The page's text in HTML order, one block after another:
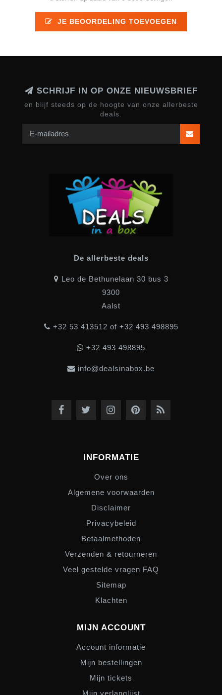
JE BEOORDELING TOEVOEGEN
SCHRIJF IN OP ONZE NIEUWSBRIEF
en blijf steeds op de hoogte van onze allerbeste
deals.
De allerbeste deals
Leo de Bethunelaan 30 bus 3
9300
Aalst
+32 53 413512 of +32 493 498895
+32 493 498895
info@dealsinabox.be
INFORMATIE
Over ons
Algemene voorwaarden
Disclaimer
Privacybeleid
Betaalmethoden
Verzenden & retourneren
Veel gestelde vragen FAQ
Sitemap
Klachten
MIJN ACCOUNT
Account informatie
Mijn bestellingen
Mijn tickets